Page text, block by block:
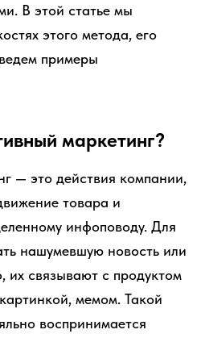
В этой статье мы
этого метода, его
примеры
маркетинг?
— это действия компании,
товара и
инфоповоду. Для
нашумевшую новость или
их связывают с продуктом
мемом. Такой
воспринимается